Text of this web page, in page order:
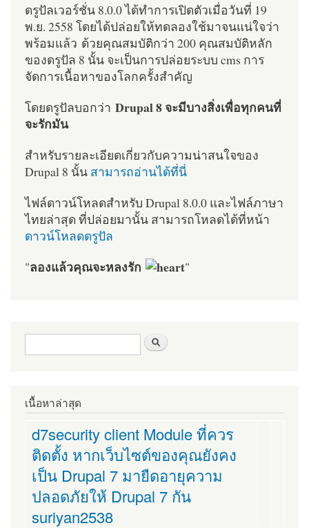
ดรูปัลเวอร์ชั่น 8.0.0 ได้ทำการเปิดตัวเมื่อวันที่ 19
พ.ย. 2558 โดยได้ปล่อยให้ทดลองใช้มาจนแน่ใจว่า
พร้อมแล้ว ด้วยคุณสมบัติกว่า 200 คุณสมบัติหลัก
ของดรูปัล 8 นั้น จะเป็นการปล่อยระบบ cms การ
จัดการเนื้อหาของโลกครั้งสำคัญ
โดยดรูปัลบอกว่า Drupal 8 จะมีบางสิ่งเพื่อทุกคนที่
จะรักมัน
สำหรับรายละเอียดเกี่ยวกับความน่าสนใจของ
Drupal 8 นั้น สามารถอ่านได้ที่นี่
ไฟล์ดาวน์โหลดสำหรับ Drupal 8.0.0 และไฟล์ภาษา
ไทยล่าสุด ที่ปล่อยมานั้น สามารถโหลดได้ที่หน้า
ดาวน์โหลดดรูปัล
"ลองแล้วคุณจะหลงรัก "
ฟอร์มค้นหา
เนื้อหาล่าสุด
d7security client Module ที่ควร
ติดตั้ง หากเว็บไซต์ของคุณยังคง
เป็น Drupal 7 มายืดอายุความ
ปลอดภัยให้ Drupal 7 กัน
suriyan2538